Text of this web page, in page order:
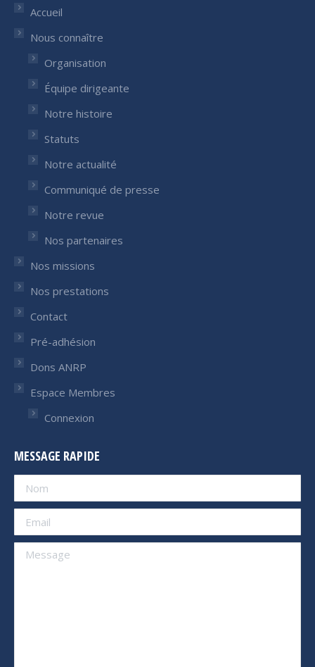
window
in
window
Accueil
Nous connaître
Organisation
Équipe dirigeante
Notre histoire
Statuts
Notre actualité
Communiqué de presse
Notre revue
Nos partenaires
Nos missions
Nos prestations
Contact
Pré-adhésion
Dons ANRP
Espace Membres
Connexion
MESSAGE RAPIDE